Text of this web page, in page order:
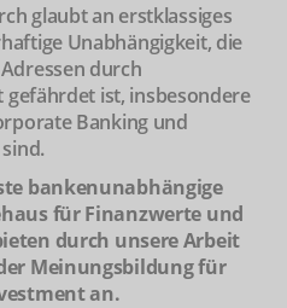
glaubt an erstklassiges
Unabhängigkeit, die
durch
ist, insbesondere
Banking und
bankenunabhängige
für Finanzwerte und
durch unsere Arbeit
Meinungs­bildung für
an.